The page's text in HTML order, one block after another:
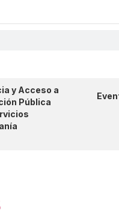
y Acceso a
Pública